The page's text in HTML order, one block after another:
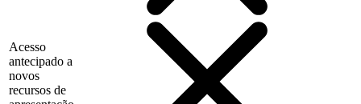
Acesso
antecipado a
novos
recursos de